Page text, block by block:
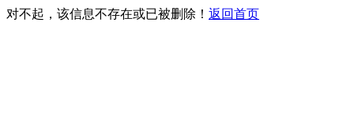
对不起，该信息不存在或已被删除！ 返回首页